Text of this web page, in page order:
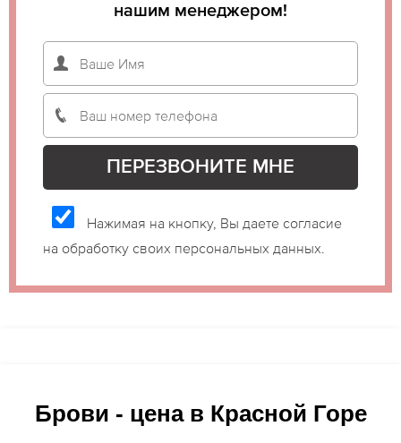
нашим менеджером!
Нажимая на кнопку, Вы даете согласие
на обработку своих персональных данных.
Брови - цена в Красной Горе